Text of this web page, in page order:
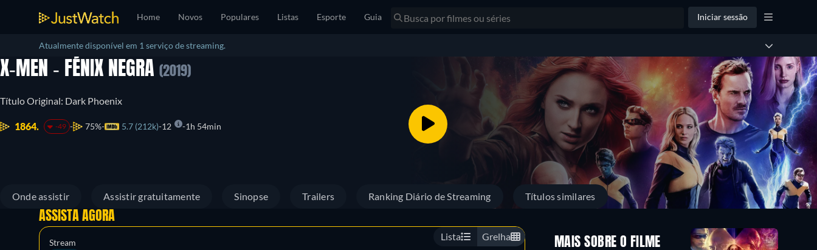
Home Novos Populares Listas Esporte Guia Iniciar sessão
Atualmente disponível em 1 serviço de streaming.
X-MEN - FÉNIX NEGRA (2019)
Título Original: Dark Phoenix
1864. -49 75% 5.7 (212k) 12 1h 54min
Onde assistir Assistir gratuitamente Sinopse Trailers Ranking Diário de Streaming Títulos similares
Lista Grelha
ASSISTA AGORA
Stream MAIS SOBRE O FILME